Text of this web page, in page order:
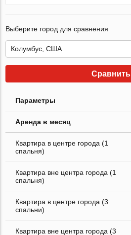
Выберите город для сравнения
Сравнить
Параметры
Аренда в месяц
Квартира в центре города (1
спальня)
Квартира вне центра города (1
спальня)
Квартира в центре города (3
спальни)
Квартира вне центра города (3